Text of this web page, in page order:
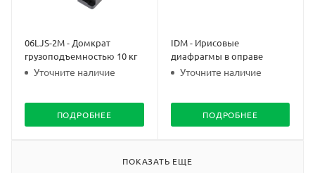
06LJS-2M - Домкрат
грузоподъемностью 10 кг
Уточните наличие
ПОДРОБНЕЕ
IDM - Ирисовые
диафрагмы в оправе
Уточните наличие
ПОДРОБНЕЕ
ПОКАЗАТЬ ЕЩЕ